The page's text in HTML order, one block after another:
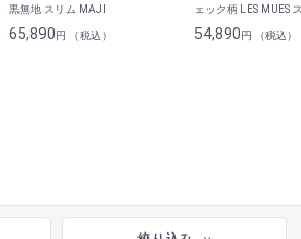
黒無地 スリム MAJI
65,890円 （税込）
ェック柄 LES MUES
54,890円 （税込）